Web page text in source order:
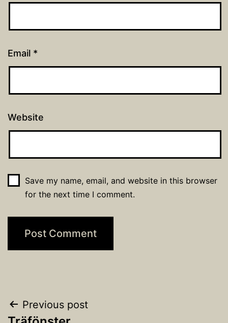
Email *
Website
Save my name, email, and website in this browser
for the next time I comment.
Post
Previous post